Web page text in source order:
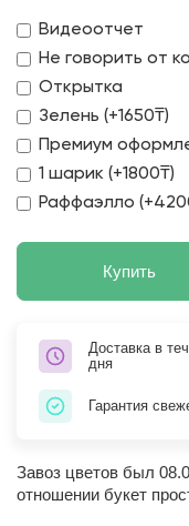
Видеоотчет
Не говорить от
Открытка
Зелень (+1650₸)
Премиум
1 шарик (+1800₸)
Раффаэлло
Купить
Доставка в
дня
Гарантия
Завоз цветов был
отношении букет